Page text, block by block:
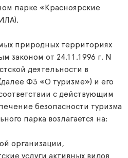
парке «Красноярские
природных территориях
законом от 24.11.1996 г. N
деятельности в
ФЗ «О туризме») и его
с действующим
безопасности туризма
парка возлагается на:
организации,
услуги активных видов